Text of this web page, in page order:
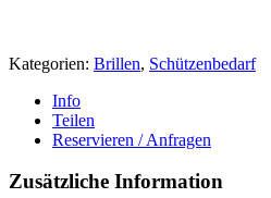
Kategorien: Brillen, Schützenbedarf
Info
Teilen
Reservieren / Anfragen
Zusätzliche Information